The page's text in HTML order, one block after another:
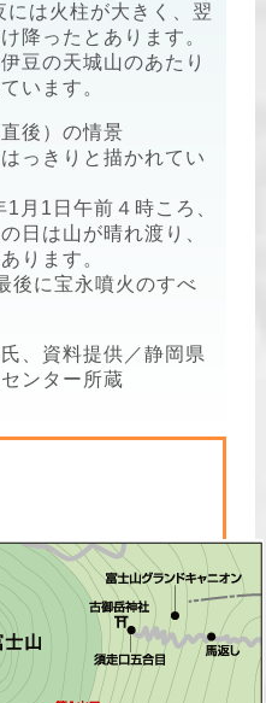
は火柱が大きく、翌
降ったとあります。
豆の天城山のあたり
います。
後）の情景
っきりと描かれてい
月1日午前４時ころ、
日は山が晴れ渡り、
ります。
に宝永噴火のすべ
、資料提供／静岡県
ンター所蔵